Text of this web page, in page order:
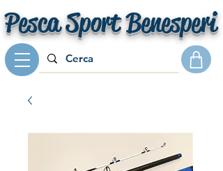
Pesca Sport Benesperi